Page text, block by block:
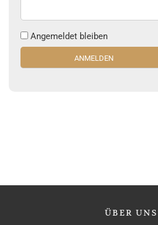
Angemeldet bleiben
ÜBER UNS